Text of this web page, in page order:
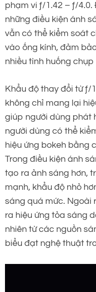
phạm vi ƒ/1.42 – ƒ/
những điều kiện ánh
vẫn có thể kiểm soát
vào ống kính, đảm
nhiều tình huống
Khẩu độ thay đổi từ ƒ/
không chỉ mang lại
giúp người dùng phát
người dùng có thể
hiệu ứng bokeh bằng
Trong điều kiện ánh
tạo ra ảnh sáng hơn,
mạnh, khẩu độ nhỏ
sáng quá mức. Ngoài
ra hiệu ứng tỏa sáng
nhiên từ các nguồn
biểu đạt nghệ thuật